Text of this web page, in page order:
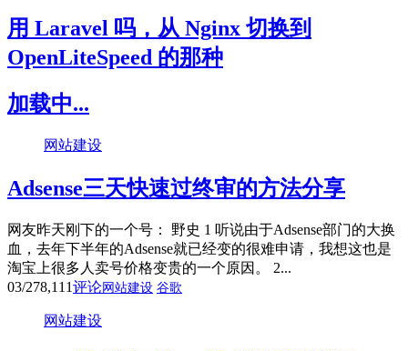
用 Laravel 吗，从 Nginx 切换到
OpenLiteSpeed 的那种
加载中...
网站建设
Adsense三天快速过终审的方法分享
网友昨天刚下的一个号： 野史 1 听说由于Adsense部门的大换
血，去年下半年的Adsense就已经变的很难申请，我想这也是
淘宝上很多人卖号价格变贵的一个原因。 2...
03/278,111评论网站建设 谷歌
网站建设